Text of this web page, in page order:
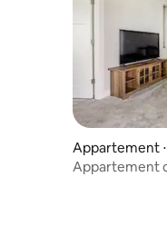
Appartement
Appartement